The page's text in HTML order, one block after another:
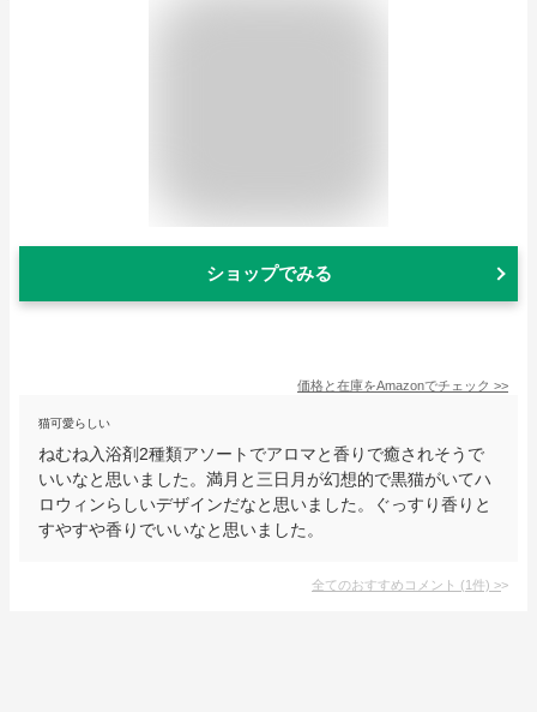
ショップでみる
価格と在庫をAmazonでチェック >>
猫可愛らしい
ねむね入浴剤2種類アソートでアロマと香りで癒されそうで
いいなと思いました。満月と三日月が幻想的で黒猫がいてハ
ロウィンらしいデザインだなと思いました。ぐっすり香りと
すやすや香りでいいなと思いました。
全てのおすすめコメント (1件) >